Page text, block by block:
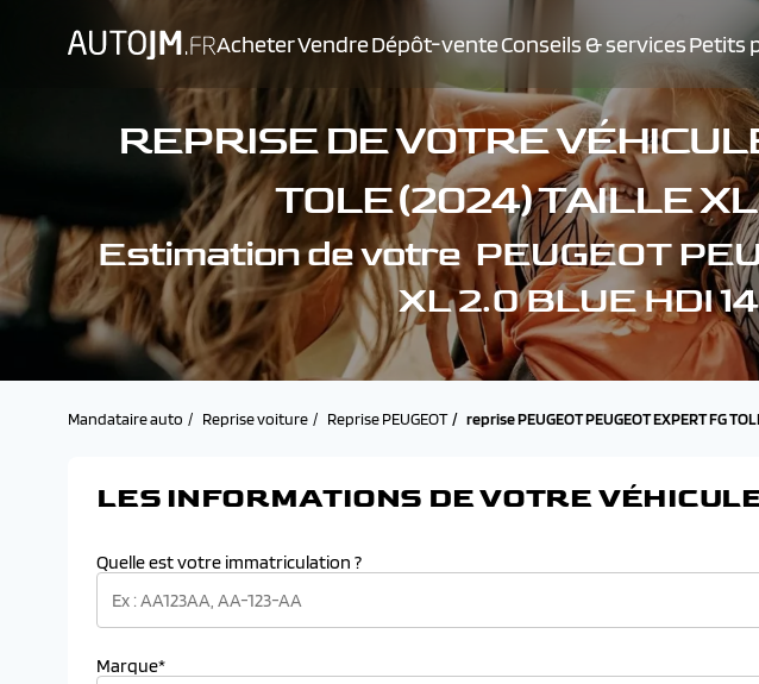
AcheterVendreDépôt-venteConseils & servicesPetits
REPRISE DE VOTRE
TOLE (2024) TAILLE
Estimation de votre PEUGEOT
XL 2.0 BLUE HDI
Mandataire auto Reprise voiture Reprise PEUGEOT reprise PEUGEOT PEUGEOT EXPERT FG
LES INFORMATIONS DE VOTRE
Quelle est votre immatriculation ?
Marque*